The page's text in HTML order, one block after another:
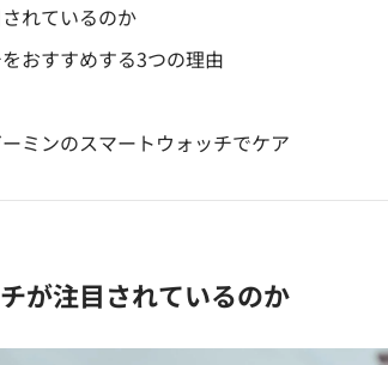
れているのか
おすすめする3つの理由
ミンのスマートウォッチでケア
が注目されているのか